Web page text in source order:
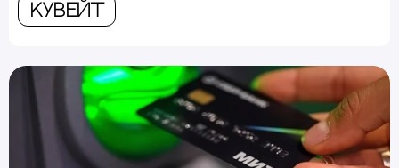
Кувейт